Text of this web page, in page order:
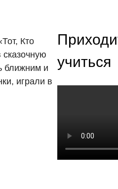
Кто
ближним и
играли в
учиться